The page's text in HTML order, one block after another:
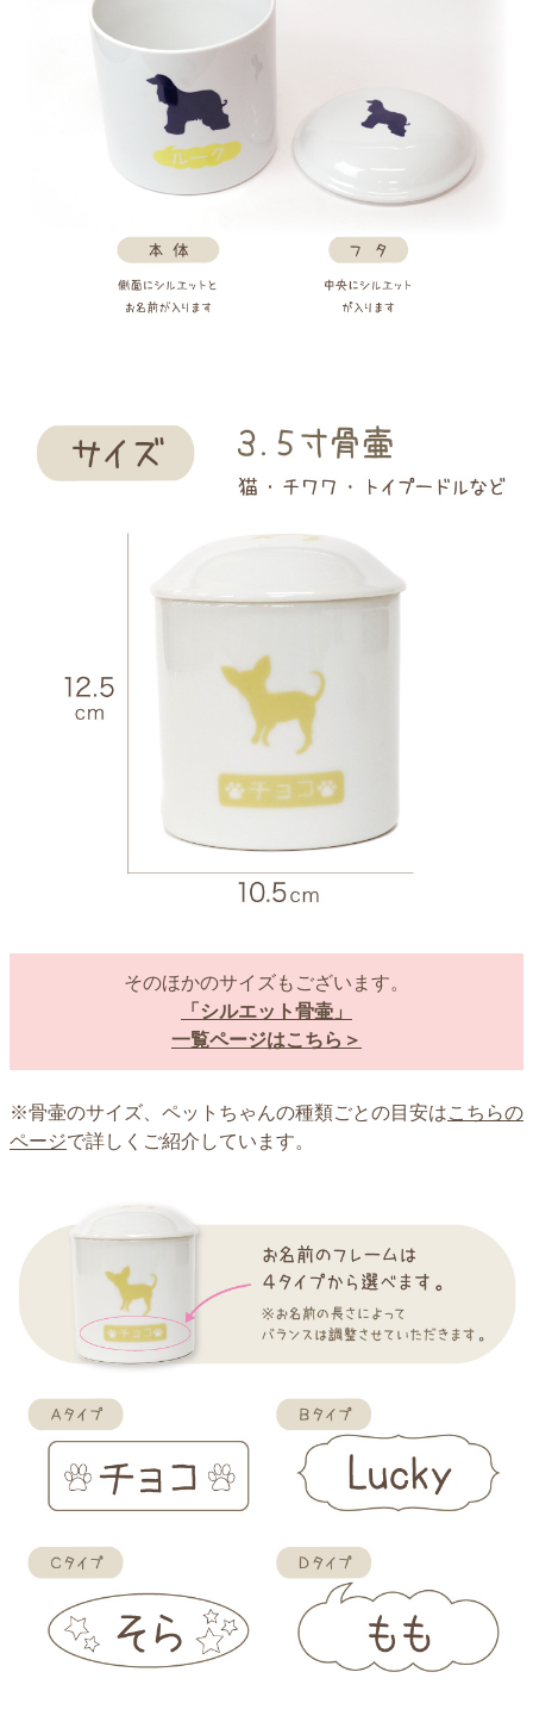
そのほかのサイズもございます。
「シルエット骨壷」
一覧ページはこちら＞
※骨壷のサイズ、ペットちゃんの種類ごとの目安はこちらの
ページで詳しくご紹介しています。